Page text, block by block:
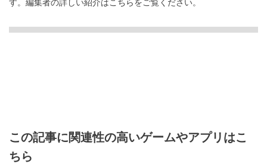
この記事に関連性の高いゲームやアプリはこ
ちら